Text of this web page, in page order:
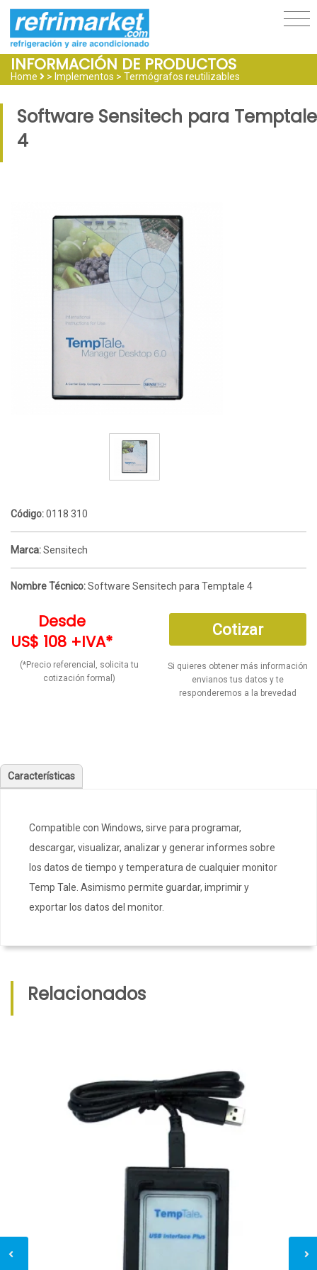
INFORMACIÓN DE PRODUCTOS
Home > Implementos > Termógrafos reutilizables
Software Sensitech para Temptale
4
Código:0118 310
Marca:Sensitech
Nombre Técnico:Software Sensitech para Temptale 4
Desde
US$ 108 +IVA*
(*Precio referencial, solicita tu
cotización formal)
Cotizar
Si quieres obtener más información
envianos tus datos y te
responderemos a la brevedad
Características
Compatible con Windows, sirve para programar,
descargar, visualizar, analizar y generar informes sobre
los datos de tiempo y temperatura de cualquier monitor
Temp Tale. Asimismo permite guardar, imprimir y
exportar los datos del monitor.
Relacionados